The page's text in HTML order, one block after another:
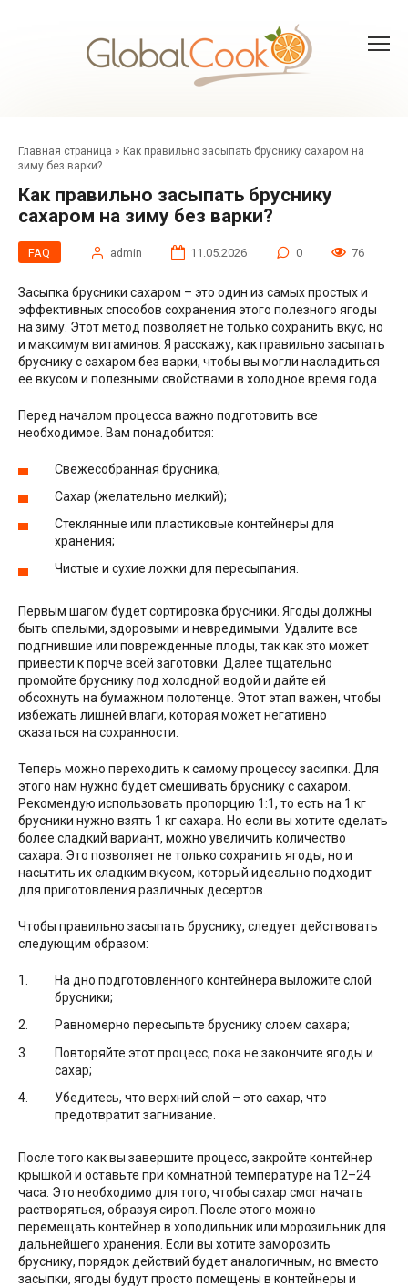
Главная страница » Как правильно засыпать бруснику сахаром на
зиму без варки?
Как правильно засыпать бруснику
сахаром на зиму без варки?
FAQ admin 11.05.2026 0 76
Засыпка брусники сахаром – это один из самых простых и
эффективных способов сохранения этого полезного ягоды
на зиму. Этот метод позволяет не только сохранить вкус, но
и максимум витаминов. Я расскажу, как правильно засыпать
бруснику с сахаром без варки, чтобы вы могли насладиться
ее вкусом и полезными свойствами в холодное время года.
Перед началом процесса важно подготовить все
необходимое. Вам понадобится:
Свежесобранная брусника;
Сахар (желательно мелкий);
Стеклянные или пластиковые контейнеры для
хранения;
Чистые и сухие ложки для пересыпания.
Первым шагом будет сортировка брусники. Ягоды должны
быть спелыми, здоровыми и невредимыми. Удалите все
подгнившие или поврежденные плоды, так как это может
привести к порче всей заготовки. Далее тщательно
промойте бруснику под холодной водой и дайте ей
обсохнуть на бумажном полотенце. Этот этап важен, чтобы
избежать лишней влаги, которая может негативно
сказаться на сохранности.
Теперь можно переходить к самому процессу засипки. Для
этого нам нужно будет смешивать бруснику с сахаром.
Рекомендую использовать пропорцию 1:1, то есть на 1 кг
брусники нужно взять 1 кг сахара. Но если вы хотите сделать
более сладкий вариант, можно увеличить количество
сахара. Это позволяет не только сохранить ягоды, но и
насытить их сладким вкусом, который идеально подходит
для приготовления различных десертов.
Чтобы правильно засыпать бруснику, следует действовать
следующим образом:
На дно подготовленного контейнера выложите слой
брусники;
Равномерно пересыпьте бруснику слоем сахара;
Повторяйте этот процесс, пока не закончите ягоды и
сахар;
Убедитесь, что верхний слой – это сахар, что
предотвратит загнивание.
После того как вы завершите процесс, закройте контейнер
крышкой и оставьте при комнатной температуре на 12–24
часа. Это необходимо для того, чтобы сахар смог начать
растворяться, образуя сироп. После этого можно
перемещать контейнер в холодильник или морозильник для
дальнейшего хранения. Если вы хотите заморозить
бруснику, порядок действий будет аналогичным, но вместо
засыпки, ягоды будут просто помещены в контейнеры и